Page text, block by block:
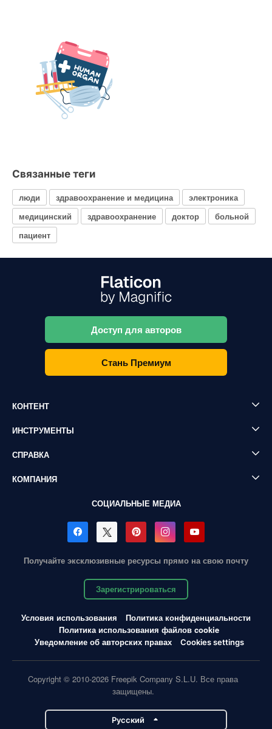
Связанные теги
люди здравоохранение и медицина
электроника
медицинский
здравоохранение доктор
больной
пациент
Доступ для авторов
Стань Премиум
КОНТЕНТ
ИНСТРУМЕНТЫ
СПРАВКА
КОМПАНИЯ
СОЦИАЛЬНЫЕ МЕДИА
Получайте эксклюзивные ресурсы прямо на свою почту
Зарегистрироваться
Условия использования
Политика конфиденциальности
Политика использования файлов cookie
Уведомление об авторских правах
Cookies settings
Copyright © 2010-2026 Freepik Company S.L.U. Все права
защищены.
Pусский